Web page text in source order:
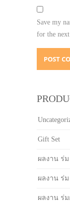
Save my
for the
Gift Set
ผลงาน ร่ม
ผลงาน ร่
ผลงาน ร่